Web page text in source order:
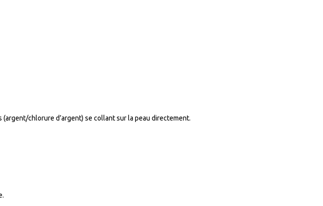
chlorure d’argent) se collant sur la peau directement.